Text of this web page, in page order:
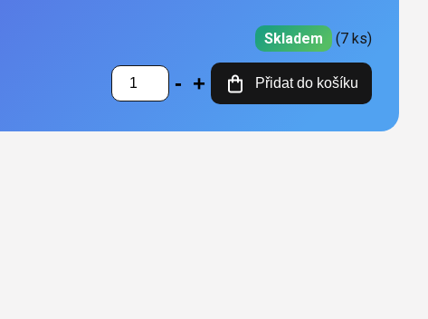
Skladem (7 ks)
Přidat do košíku